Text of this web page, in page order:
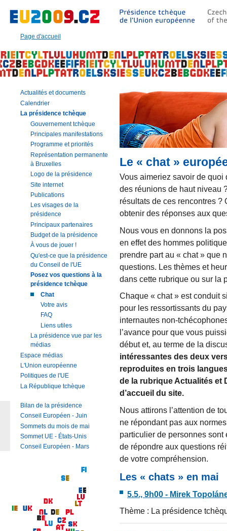
Page d'accueil
Texte
cette
page
|
Navigation
Recherche
Le « chat »
Vous aimeriez savoir de
des réunions de haut niveau
résultats de ces rencontres ?
obtenir des réponses aux
Nous vous en donnons la
en effet des hommes
prendre part au « chat » que
questions. Les thèmes et
dans cette rubrique ou sur la
Chaque « chat » est conduit
pour les ressortissants du
internautes non-
l’avance pour que vous
début et, au terme de la
intéressantes des deux
reproduites en trois
de la rubrique Actualités et
d’accueil du site.
Nous attirons l’attention de
ne répondant pas aux
particulier de personnes sont
de répondre aux questions
de votre compréhension.
Les « chats » en mai
5.5., 9h00 - Mirek
Thème : La présidence
Actualités et documents
Calendrier
La présidence tchèque
Gouvernement tchèque
Principales manifestations
Programme et priorités
Représentation permanente
à Bruxelles
Logo de la présidence
Site internet
Publications
Les visages de la
présidence
Principaux partenaires
Budget de la présidence
À vous de jouer !
Qu'est-ce que la présidence
du Conseil de l'UE
Posez vos questions à la
présidence tchèque
Chat
Votre avis
FAQ
Liens utiles
La présidence vue par les
médias
Espace médias
L'Union européenne
Politiques de l'UE
La République tchèque
Bilan de la présidence
Conseil Européen - Juin
Sommets du mois de mai
Sommet UE - États-Unis
Conseil Européen - Mars